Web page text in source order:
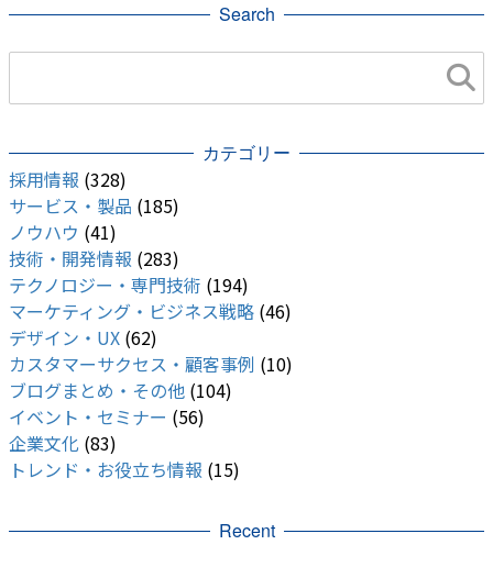
Search
カテゴリー
採用情報 (328)
サービス・製品 (185)
ノウハウ (41)
技術・開発情報 (283)
テクノロジー・専門技術 (194)
マーケティング・ビジネス戦略 (46)
デザイン・UX (62)
カスタマーサクセス・顧客事例 (10)
ブログまとめ・その他 (104)
イベント・セミナー (56)
企業文化 (83)
トレンド・お役立ち情報 (15)
Recent